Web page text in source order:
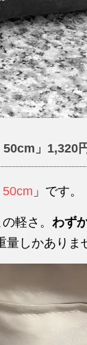
」1,320
」です。
軽さ。 わず
量しかありま